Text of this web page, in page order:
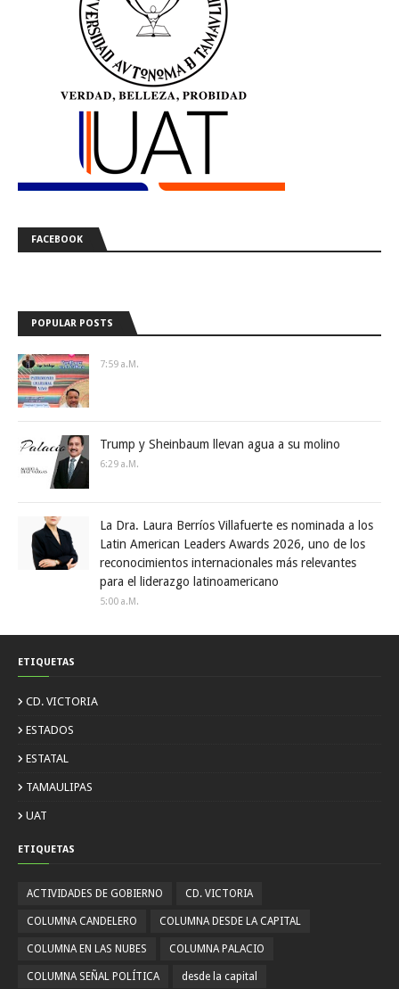
FACEBOOK
POPULAR POSTS
7:59 A.m.
Trump y Sheinbaum llevan agua a su molino
6:29 A.m.
La Dra. Laura Berríos Villafuerte es nominada a los
Latin American Leaders Awards 2026, uno de los
reconocimientos internacionales más relevantes
para el liderazgo latinoamericano
5:00 A.m.
ETIQUETAS
CD. VICTORIA
ESTADOS
ESTATAL
TAMAULIPAS
UAT
ETIQUETAS
ACTIVIDADES DE GOBIERNO CD. VICTORIA
COLUMNA CANDELERO COLUMNA DESDE LA CAPITAL
COLUMNA EN LAS NUBES COLUMNA PALACIO
COLUMNA SEÑAL POLÍTICA desde la capital